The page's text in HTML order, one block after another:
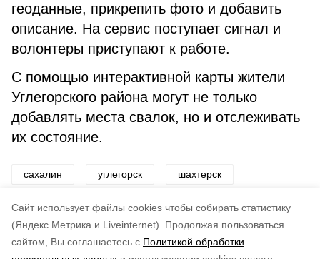
Cайт использует файлы cookies чтобы собирать статистику
(Яндекс.Метрика и Liveinternet).
Продолжая пользоваться
сайтом, Вы соглашаетесь с Политикой обработки
Подписывайтесь на наш Telegram
геоданные, прикрепить фото и добавить
описание. На сервис поступает сигнал и
волонтеры приступают к работе.
С помощью интерактивной карты жители
Углегорского района могут не только
добавлять места свалок, но и отслеживать
их состояние.
сахалин углегорск шахтерск
свалки